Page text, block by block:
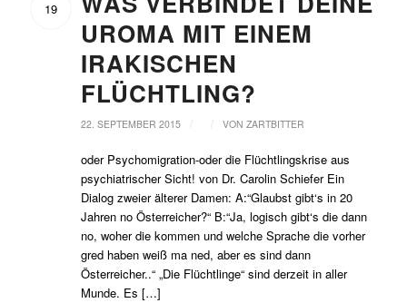
19
UROMA MIT EINEM
IRAKISCHEN
FLÜCHTLING?
22. SEPTEMBER 2015 VON ZARTBITTER
oder Psychomigration-oder die Flüchtlingskrise aus
psychiatrischer Sicht! von Dr. Carolin Schiefer Ein
Dialog zweier älterer Damen: A:“Glaubst gibt‘s in 20
Jahren no Österreicher?“ B:“Ja, logisch gibt‘s die dann
no, woher die kommen und welche Sprache die vorher
gred haben weiß ma ned, aber es sind dann
Österreicher..“ „Die Flüchtlinge“ sind derzeit in aller
Munde. Es […]